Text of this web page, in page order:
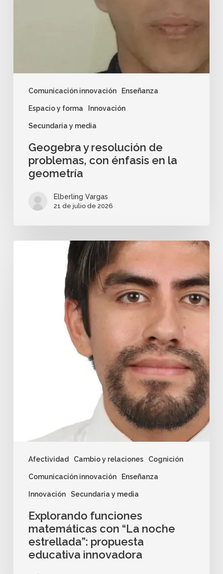
Comunicación innovación Enseñanza
Espacio y forma Innovación
Secundaria y media
Geogebra y resolución de
problemas, con énfasis en la
geometría
Elberling Vargas
21 de julio de 2026
Afectividad Cambio y relaciones Cognición
Comunicación innovación Enseñanza
Innovación Secundaria y media
Explorando funciones
matemáticas con “La noche
estrellada”: propuesta
educativa innovadora